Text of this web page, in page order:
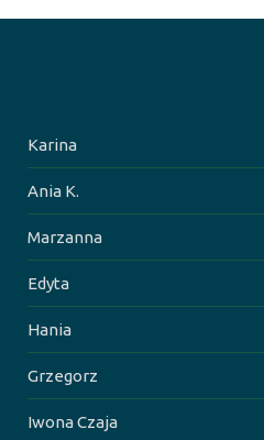
Karina
Ania K.
Marzanna
Edyta
Hania
Grzegorz
Iwona Czaja